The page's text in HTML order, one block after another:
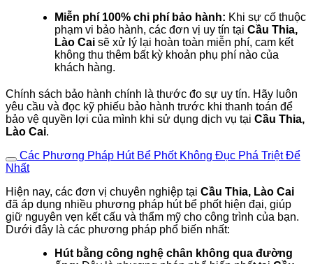
Miễn phí 100% chi phí bảo hành: Khi sự cố thuộc
phạm vi bảo hành, các đơn vị uy tín tại Cầu Thia,
Lào Cai sẽ xử lý lại hoàn toàn miễn phí, cam kết
không thu thêm bất kỳ khoản phụ phí nào của
khách hàng.
Chính sách bảo hành chính là thước đo sự uy tín. Hãy luôn
yêu cầu và đọc kỹ phiếu bảo hành trước khi thanh toán để
bảo vệ quyền lợi của mình khi sử dụng dịch vụ tại Cầu Thia,
Lào Cai.
Các Phương Pháp Hút Bể Phốt Không Đục Phá Triệt Để
Nhất
Hiện nay, các đơn vị chuyên nghiệp tại Cầu Thia, Lào Cai
đã áp dụng nhiều phương pháp hút bể phốt hiện đại, giúp
giữ nguyên vẹn kết cấu và thẩm mỹ cho công trình của bạn.
Dưới đây là các phương pháp phổ biến nhất:
Hút bằng công nghệ chân không qua đường